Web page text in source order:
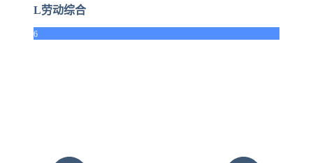
L劳动综合
6